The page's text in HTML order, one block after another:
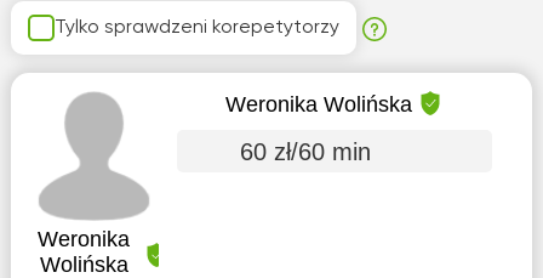
Tylko sprawdzeni korepetytorzy
Weronika
Wolińska
Weronika Wolińska
60 zł/60 min